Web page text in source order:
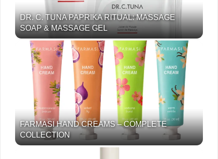
DR. C. TUNA PAPRIKA RITUAL: MASSAGE
SOAP & MASSAGE GEL
FARMASI HAND CREAMS – COMPLETE
COLLECTION